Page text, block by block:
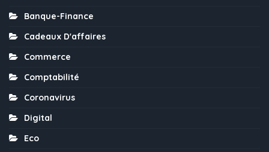
Banque-Finance
Cadeaux D'affaires
Commerce
Comptabilité
Coronavirus
Digital
Eco